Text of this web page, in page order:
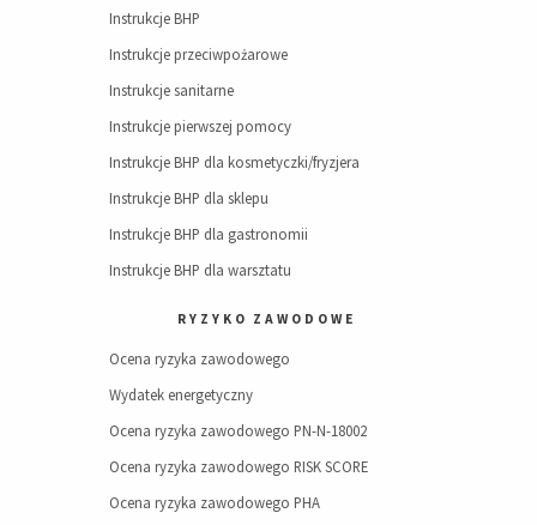
Instrukcje BHP
Instrukcje przeciwpożarowe
Instrukcje sanitarne
Instrukcje pierwszej pomocy
Instrukcje BHP dla kosmetyczki/fryzjera
Instrukcje BHP dla sklepu
Instrukcje BHP dla gastronomii
Instrukcje BHP dla warsztatu
RYZYKO ZAWODOWE
Ocena ryzyka zawodowego
Wydatek energetyczny
Ocena ryzyka zawodowego PN-N-18002
Ocena ryzyka zawodowego RISK SCORE
Ocena ryzyka zawodowego PHA